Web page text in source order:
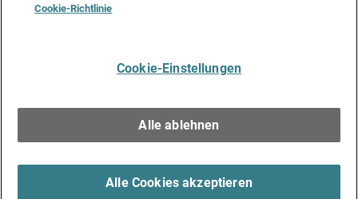
Media & Brand Kit
Cookie-Richtlinie
Cookie-Einstellungen
Alle ablehnen
Alle Cookies akzeptieren